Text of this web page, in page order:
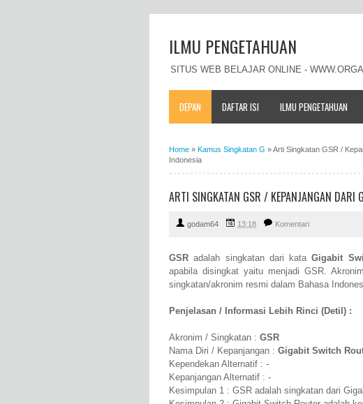
ILMU PENGETAHUAN
SITUS WEB BELAJAR ONLINE -
DEPAN DAFTAR ISI ILMU PENGETAHUAN
Home » Kamus Singkatan G »Arti Singkatan GSR /
Indonesia
ARTI SINGKATAN GSR / KEPANJANGAN
godam64 13:18 Komentari
GSR adalah singkatan dari kataGigabit
apabila disingkat yaitu menjadi GSR.
singkatan/akronim resmi dalam Bahasa
Penjelasan / Informasi Lebih Rinci (Detil) :
Akronim / Singkatan : GSR
Nama Diri / Kepanjangan : Gigabit Switch
Kependekan Alternatif : -
Kepanjangan Alternatif : -
Kesimpulan 1 : GSR adalah singkatan dari